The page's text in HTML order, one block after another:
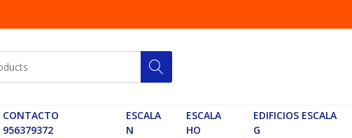
CONTACTO
956379372
ESCALA
N
ESCALA
HO
EDIFICIOS ESCALA
G